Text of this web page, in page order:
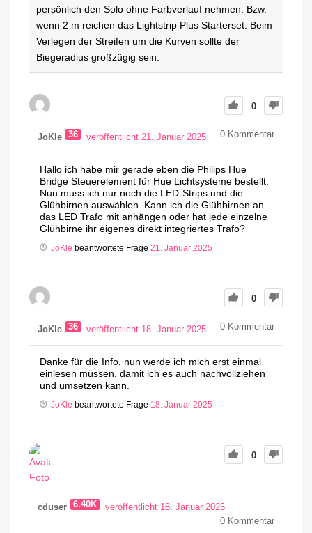
persönlich den Solo ohne Farbverlauf nehmen. Bzw.
wenn 2 m reichen das Lightstrip Plus Starterset. Beim
Verlegen der Streifen um die Kurven sollte der
Biegeradius großzügig sein.
0
JoKle 36 veröffentlicht 21. Januar 2025 0 Kommentar
Hallo ich habe mir gerade eben die Philips Hue
Bridge Steuerelement für Hue Lichtsysteme bestellt.
Nun muss ich nur noch die LED-Strips und die
Glühbirnen auswählen. Kann ich die Glühbirnen an
das LED Trafo mit anhängen oder hat jede einzelne
Glühbirne ihr eigenes direkt integriertes Trafo?
JoKle beantwortete Frage 21. Januar 2025
0
JoKle 36 veröffentlicht 18. Januar 2025 0 Kommentar
Danke für die Info, nun werde ich mich erst einmal
einlesen müssen, damit ich es auch nachvollziehen
und umsetzen kann.
JoKle beantwortete Frage 18. Januar 2025
0
cduser 6.40K
veröffentlicht 18. Januar 2025
0Kommentar